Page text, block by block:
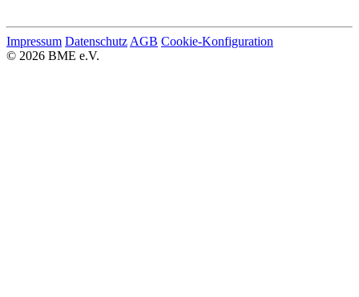
Impressum Datenschutz AGB Cookie-Konfiguration
© 2026 BME e.V.